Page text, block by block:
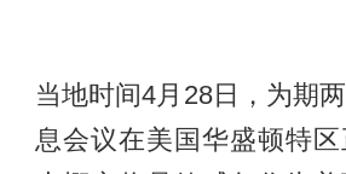
当地时间4月28日，为期
息会议在美国华盛顿特